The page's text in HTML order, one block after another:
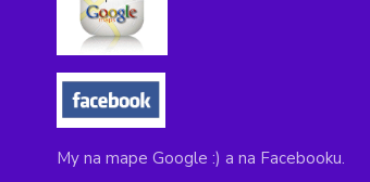
My na mape Google :) a na Facebooku.